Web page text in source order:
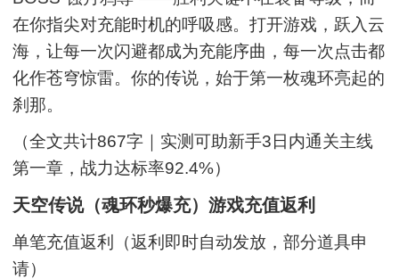
在你指尖对充能时机的呼吸感。打开游戏，跃入云
海，让每一次闪避都成为充能序曲，每一次点击都
化作苍穹惊雷。你的传说，始于第一枚魂环亮起的
刹那。
（全文共计867字｜实测可助新手3日内通关主线
第一章，战力达标率92.4%）
天空传说（魂环秒爆充）游戏充值返利
单笔充值返利（返利即时自动发放，部分道具申
请）